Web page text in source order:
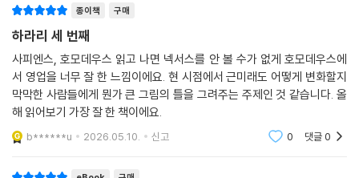
종이책 구매
하라리 세 번째
사피엔스, 호모데우스 읽고 나면 넥서스를 안 볼 수가 없게 호모데우스에
서 영업을 너무 잘 한 느낌이에요. 현 시점에서 근미래도 어떻게 변화할지
막막한 사람들에게 뭔가 큰 그림의 틀을 그려주는 주제인 것 같습니다. 올
해 읽어보기 가장 잘 한 책이에요.
b******u 2026.05.10. 신고 0 댓글0